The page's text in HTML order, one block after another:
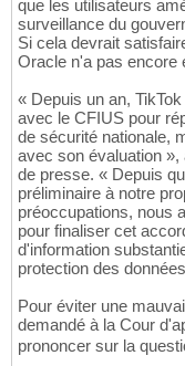
que les utilisateurs
surveillance du
Si cela devrait
Oracle n'a pas encore
« Depuis un an,
avec le CFIUS pour
de sécurité nationale,
avec son évaluation
de presse. « Depuis
préliminaire à notre
préoccupations, nous
pour finaliser cet
d'information
protection des
Pour éviter une
demandé à la Cour
prononcer sur la